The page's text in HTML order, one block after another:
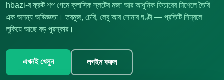
hbazi-র ফ্রুট শপ গেমে ক্লাসিক স্লটের মজা আর আধুনিক ফিচারের মিশেলে তৈরি
এক অনন্য অভিজ্ঞতা। তরমুজ, চেরি, লেবু আর সোনার ঘণ্টা — প্রতিটি সিম্বলে
লুকিয়ে আছে বড় পুরস্কার।
এখনই খেলুন লগইন করুন